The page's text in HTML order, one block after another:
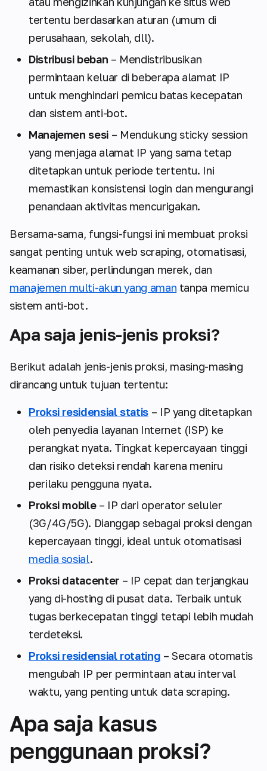
tertentu berdasarkan aturan (umum di
perusahaan, sekolah, dll).
Distribusi beban – Mendistribusikan
permintaan keluar di beberapa alamat IP
untuk menghindari pemicu batas kecepatan
dan sistem anti-bot.
Manajemen sesi– Mendukung sticky session
yang menjaga alamat IP yang sama tetap
ditetapkan untuk periode tertentu. Ini
memastikan konsistensi login dan mengurangi
penandaan aktivitas mencurigakan.
Bersama-sama, fungsi-fungsi ini membuat proksi
sangat penting untuk web scraping, otomatisasi,
keamanan siber, perlindungan merek, dan
manajemen multi-akun yang aman tanpa memicu
sistem anti-bot.
Apa saja jenis-jenis proksi?
Berikut adalah jenis-jenis proksi, masing-masing
dirancang untuk tujuan tertentu:
Proksi residensial statis – IP yang ditetapkan
oleh penyedia layanan Internet (ISP) ke
perangkat nyata. Tingkat kepercayaan tinggi
dan risiko deteksi rendah karena meniru
perilaku pengguna nyata.
Proksi mobile– IP dari operator seluler
(3G/4G/5G). Dianggap sebagai proksi dengan
kepercayaan tinggi, ideal untuk otomatisasi
media sosial.
Proksi datacenter– IP cepat dan terjangkau
yang di-hosting di pusat data. Terbaik untuk
tugas berkecepatan tinggi tetapi lebih mudah
terdeteksi.
Proksi residensial rotating – Secara otomatis
mengubah IP per permintaan atau interval
waktu, yang penting untuk data scraping.
Apa saja kasus
penggunaan proksi?